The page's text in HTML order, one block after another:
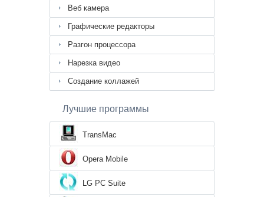
Веб камера
Графические редакторы
Разгон процессора
Нарезка видео
Создание коллажей
Лучшие программы
TransMac
Opera Mobile
LG PC Suite